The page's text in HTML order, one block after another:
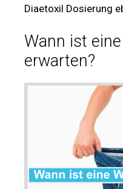
Diaetoxil Dosierung
Wann ist
erwarten?